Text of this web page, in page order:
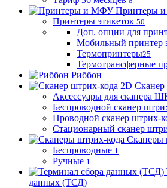
Принтеры
Принтеры этикеток 50
Доп. опции для
Мобильный принтер
Термопринтеры25
Термотрансферные
Риббон
Сканер
Аксессуары для сканера
Беспроводной сканер
Проводной сканер штрих-
Стационарный сканер
Сканеры
Беспроводные 1
Ручные 1
данных (ТСД)